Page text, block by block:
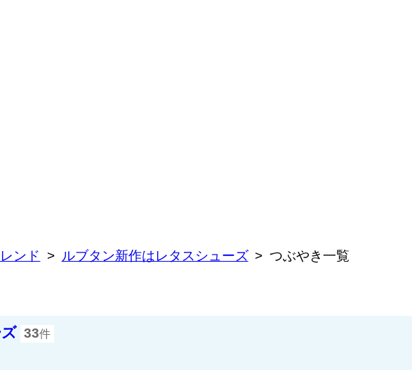
レンド ルブタン新作はレタスシューズ つぶやき一覧
33件